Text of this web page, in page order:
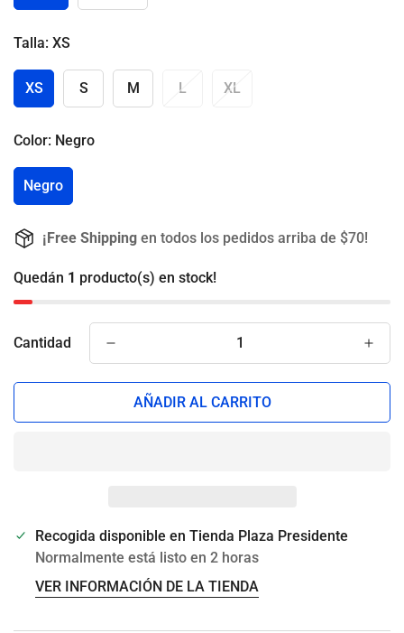
Talla: XS
XS S M L XL
Color: Negro
Negro
¡Free Shipping en todos los pedidos arriba de $70!
Quedán 1 producto(s) en stock!
Cantidad
AÑADIR AL CARRITO
Recogida disponible en Tienda Plaza Presidente
Normalmente está listo en 2 horas
VER INFORMACIÓN DE LA TIENDA